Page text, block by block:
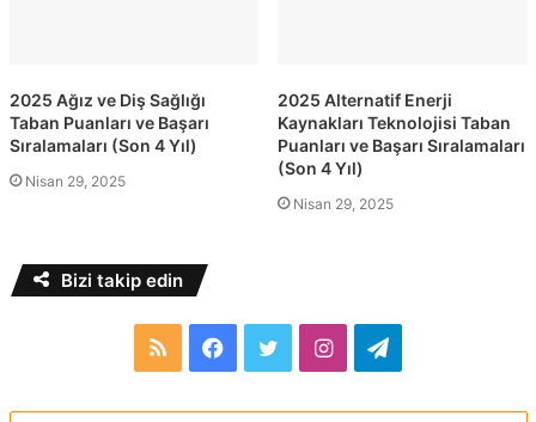
2025 Ağız ve Diş Sağlığı
Taban Puanları ve Başarı
Sıralamaları (Son 4 Yıl)
Nisan 29, 2025
2025 Alternatif Enerji
Kaynakları Teknolojisi Taban
Puanları ve Başarı Sıralamaları
(Son 4 Yıl)
Nisan 29, 2025
Bizi takip edin
RSS Facebook
TwitterInstagramTelegram